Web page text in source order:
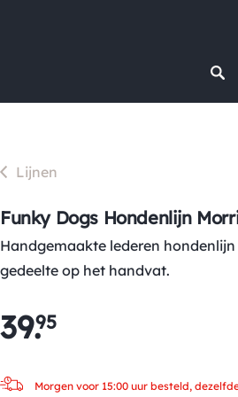
Lijnen
Funky Dogs Hondenlijn
Handgemaakte lederen
gedeelte op het handvat.
39.95
Morgen voor 15:00 uur besteld,